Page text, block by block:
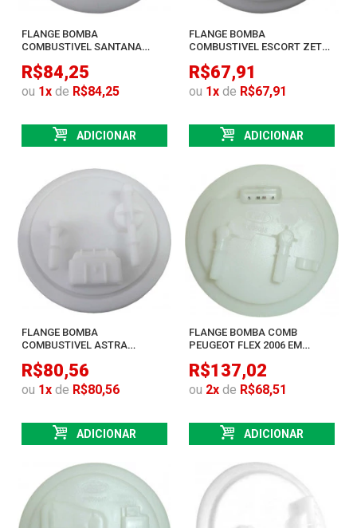
FLANGE BOMBA
COMBUSTIVEL SANTANA
R$84,25
ou 1x de R$84,25
ADICIONAR
FLANGE BOMBA
COMBUSTIVEL ESCORT ZETEC
R$67,91
ou 1x de R$67,91
ADICIONAR
FLANGE BOMBA
COMBUSTIVEL ASTRA
2004
R$80,56
ou 1x de R$80,56
ADICIONAR
FLANGE BOMBA COMB
PEUGEOT FLEX 2006 EM
R$137,02
ou 2x de R$68,51
ADICIONAR